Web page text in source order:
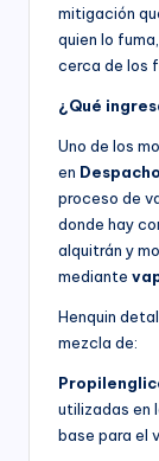
mitigación
quien lo
cerca de los
¿Qué
Uno de los
en
proceso de
donde hay
alquitrán y
mediante
Henquin
mezcla de:
utilizadas en
base para el